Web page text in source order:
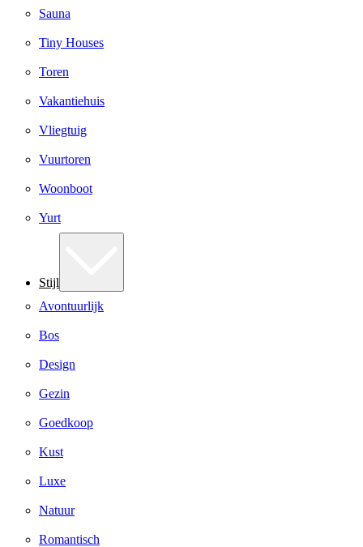
Sauna
Tiny Houses
Toren
Vakantiehuis
Vliegtuig
Vuurtoren
Woonboot
Yurt
Stijl
Avontuurlijk
Bos
Design
Gezin
Goedkoop
Kust
Luxe
Natuur
Romantisch